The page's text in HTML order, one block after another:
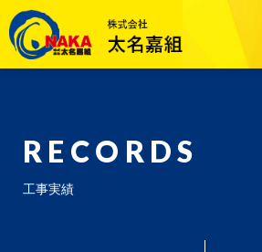
RECORDS
工事実績